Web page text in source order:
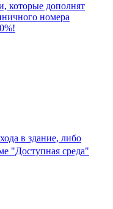
которые дополнят
номера
в здание, либо
"Доступная среда"